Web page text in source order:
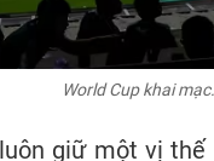
World Cup khai
giữ một vị